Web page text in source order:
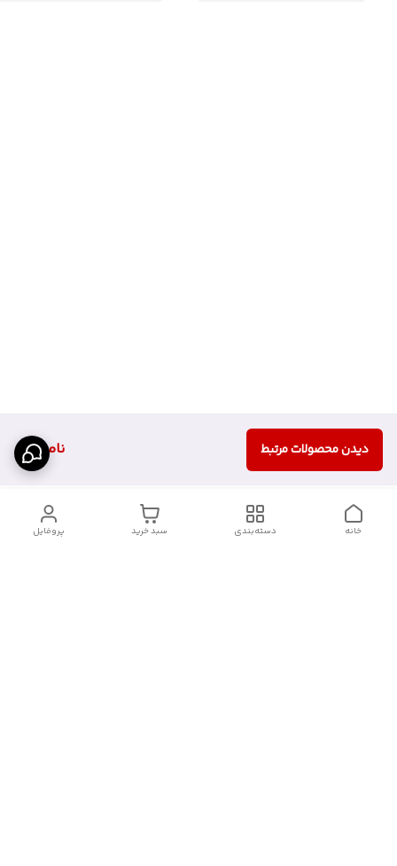
ناموجود دیدن محصولات مرتبط
پروفایل سبد خرید دسته‌بندی خانه